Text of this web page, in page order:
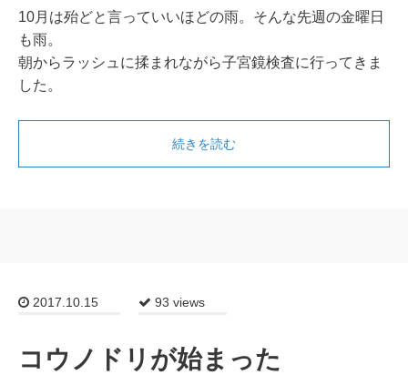
10月は殆どと言っていいほどの雨。そんな先週の金曜日
も雨。
朝からラッシュに揉まれながら子宮鏡検査に行ってきま
した。
続きを読む
2017.10.15 93 views
コウノドリが始まった